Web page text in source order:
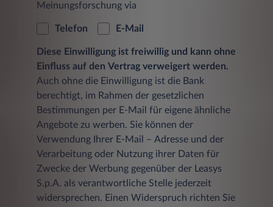
Meinungsforschung via
Telefon E-Mail
Diese Einwilligung ist freiwillig und kann ohne
Einfluss auf den Vertrag verweigert werden.
Auch ohne die Einwilligung ist die Bank
berechtigt, im Rahmen der gesetzlichen
Bestimmungen per E-Mail für eigene ähnliche
Angebote zu werben. Sie können der
Verwendung Ihrer E-Mail – Adresse und der
Verarbeitung oder Nutzung ihrer Daten für
Zwecke der Werbung gegenüber der Leasys
S.p.A. als verantwortliche Stelle jederzeit
widersprechen. Einen Widerspruch richten Sie